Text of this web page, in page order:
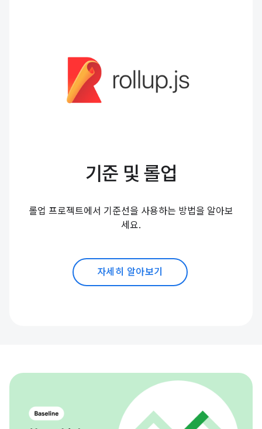
기준 및 롤업
롤업 프로젝트에서 기준선을 사용하는 방법을 알아보
세요.
자세히 알아보기